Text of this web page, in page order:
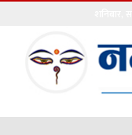
गृहपृष्ठ